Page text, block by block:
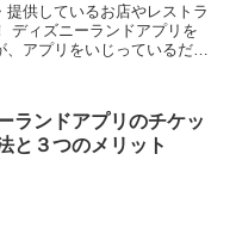
供しているお店やレストラ
を
アプリをいじっているだけ
ランドアプリのチケッ
と３つのメリット